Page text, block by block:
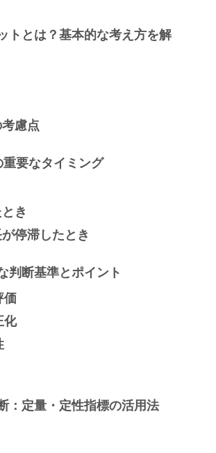
トとは？基本的な考え方を解
慮点
要なタイミング
き
停滞したとき
判断基準とポイント
価
化
：定量・定性指標の活用法